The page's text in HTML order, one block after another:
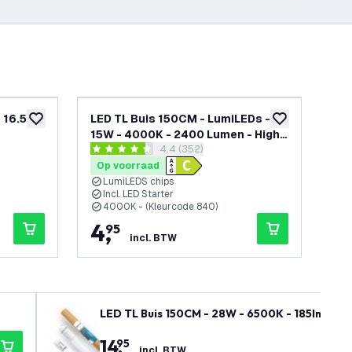
toevoegen aan verlanglijst
16.5W
toevoegen
LED TL Buis 150CM - LumiLEDs -
15W - 4000K - 2400 Lumen - High
Efficiencyreviews drawer openen
4.4 score sterren4.4 (352)
Op voorraad
LumiLEDS chips
Incl. LED Starter
4000K - (Kleurcode 840)
4,
95
incl. BTW
LED TL Buis 150CM - 28W - 6500K - 185lm/W
14,
95